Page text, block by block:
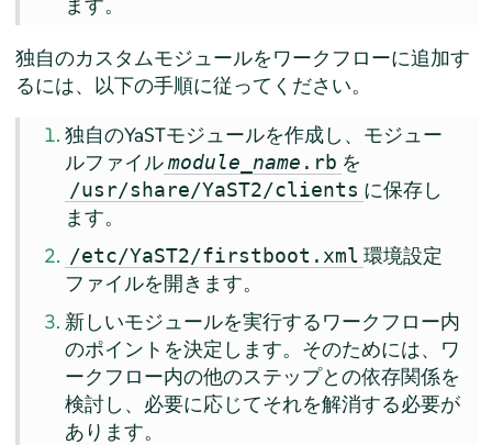
独自のカスタムモジュールをワークフローに追加す
るには、以下の手順に従ってください。
独自のYaSTモジュールを作成し、モジュー
ルファイルmodule_name .rb を
/usr/share/YaST2/clients に保存し
ます。
/etc/YaST2/firstboot.xml 環境設定
ファイルを開きます。
新しいモジュールを実行するワークフロー内
のポイントを決定します。そのためには、ワ
ークフロー内の他のステップとの依存関係を
検討し、必要に応じてそれを解消する必要が
あります。